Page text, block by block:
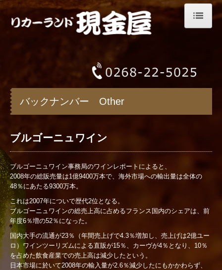
店主の趣味
バックナンバー Music
会社案内
お問合せ
バックナンバー Other
ブルゴーニュワイン
ブルゴーニュワイン事務局のワインレポートによると、
2008年の総販売量は1億9400万本で、海外市場への輸出量は全体の
48％にあたる9300万本。
これは2007年についで歴代2位となる。
ブルゴーニュワインの総売上高に占めるフランス国内のシェアは、前
年度6％増の52％になった。
国内大手の流通が23％（年間売上げで4.3％増加し、売上げは2億ユー
ロ）ワインツーリズムによる直販が15％、カーヴが4％となり、10％
を占めた飲食産業での売上高は減少したという。
日本市場に於いて2008年の輸入量が2.6％減少したにもかかわらず、